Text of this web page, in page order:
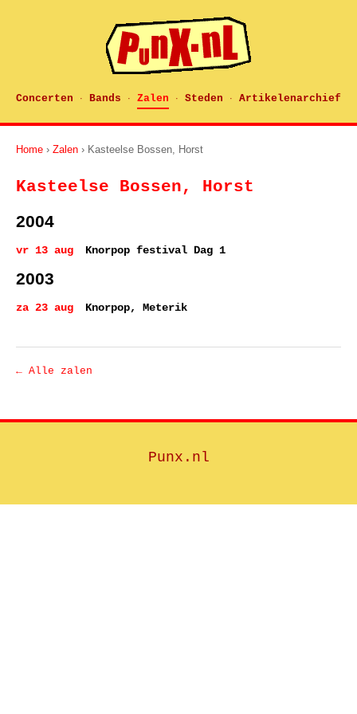
Concerten · Bands · Zalen · Steden · Artikelenarchief
Home › Zalen › Kasteelse Bossen, Horst
Kasteelse Bossen, Horst
2004
vr 13 aug Knorpop festival Dag 1
2003
za 23 aug Knorpop, Meterik
← Alle zalen
Punx.nl